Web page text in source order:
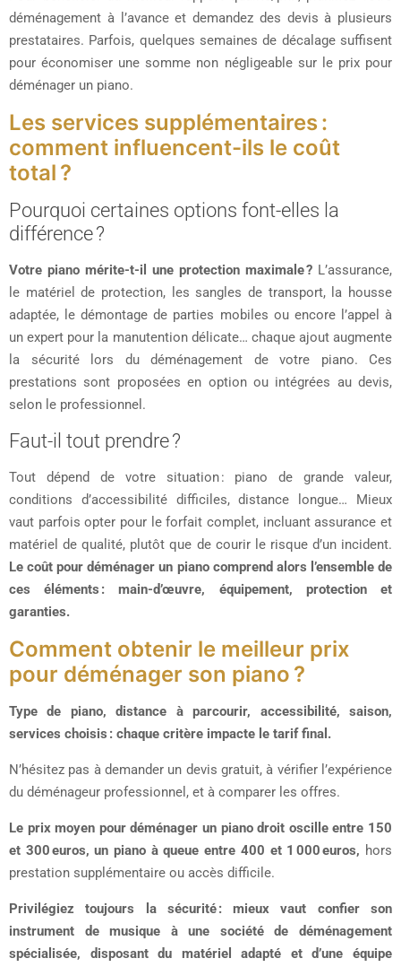
déménagement à l’avance et demandez des devis à plusieurs
prestataires. Parfois, quelques semaines de décalage suffisent
pour économiser une somme non négligeable sur le prix pour
déménager un piano.
Les services supplémentaires :
comment influencent-ils le coût
total ?
Pourquoi certaines options font-elles la
différence ?
Votre piano mérite-t-il une protection maximale ? L’assurance,
le matériel de protection, les sangles de transport, la housse
adaptée, le démontage de parties mobiles ou encore l’appel à
un expert pour la manutention délicate… chaque ajout augmente
la sécurité lors du déménagement de votre piano. Ces
prestations sont proposées en option ou intégrées au devis,
selon le professionnel.
Faut-il tout prendre ?
Tout dépend de votre situation : piano de grande valeur,
conditions d’accessibilité difficiles, distance longue… Mieux
vaut parfois opter pour le forfait complet, incluant assurance et
matériel de qualité, plutôt que de courir le risque d’un incident.
Le coût pour déménager un piano comprend alors l’ensemble de
ces éléments : main-d’œuvre, équipement, protection et
garanties.
Comment obtenir le meilleur prix
pour déménager son piano ?
Type de piano, distance à parcourir, accessibilité, saison,
services choisis : chaque critère impacte le tarif final.
N’hésitez pas à demander un devis gratuit, à vérifier l’expérience
du déménageur professionnel, et à comparer les offres.
Le prix moyen pour déménager un piano droit oscille entre 150
et 300 euros, un piano à queue entre 400 et 1 000 euros, hors
prestation supplémentaire ou accès difficile.
Privilégiez toujours la sécurité : mieux vaut confier son
instrument de musique à une société de déménagement
spécialisée, disposant du matériel adapté et d’une équipe